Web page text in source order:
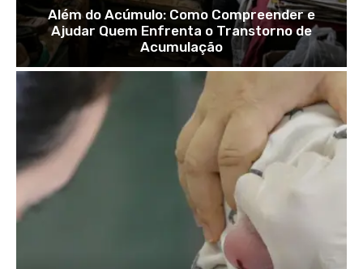
Além do Acúmulo: Como Compreender e
Ajudar Quem Enfrenta o Transtorno de
Acumulação